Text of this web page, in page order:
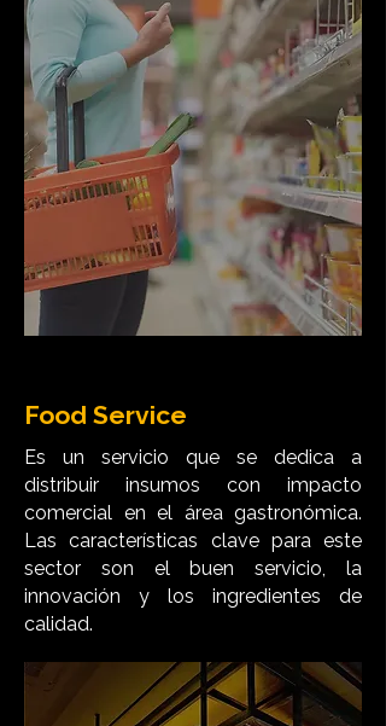
Food Service
Es un servicio que se dedica a
distribuir insumos con impacto
comercial en el área gastronómica.
Las características clave para este
sector son el buen servicio, la
innovación y los ingredientes de
calidad.